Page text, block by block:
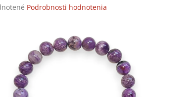
Podrobnosti hodnotenia